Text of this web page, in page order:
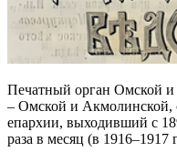
Печатный орган Омской и
– Омской и Акмолинской,
епархии, выходивший с
раза в месяц (в 1916–1917